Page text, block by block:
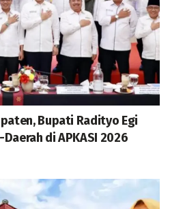
Bupati Radityo Egi
di APKASI 2026